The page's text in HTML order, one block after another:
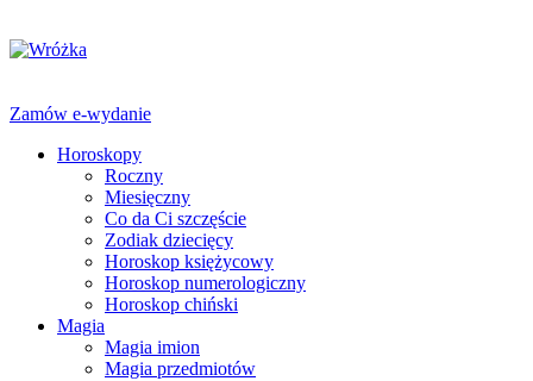
Zamów e-wydanie
Horoskopy
Roczny
Miesięczny
Co da Ci szczęście
Zodiak dziecięcy
Horoskop księżycowy
Horoskop numerologiczny
Horoskop chiński
Magia
Magia imion
Magia przedmiotów